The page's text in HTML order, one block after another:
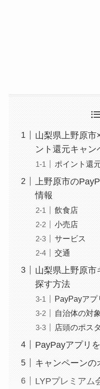
山梨県上野原市
ント還元キャン
ポイント還
上野原市の
情報
飲食店
小売店
サービス
交通
山梨県上野原市
探す方法
PayPayアプ
自治体の対
店頭のポス
PayPayアプリ
キャンペーンの
LYPプレミアム